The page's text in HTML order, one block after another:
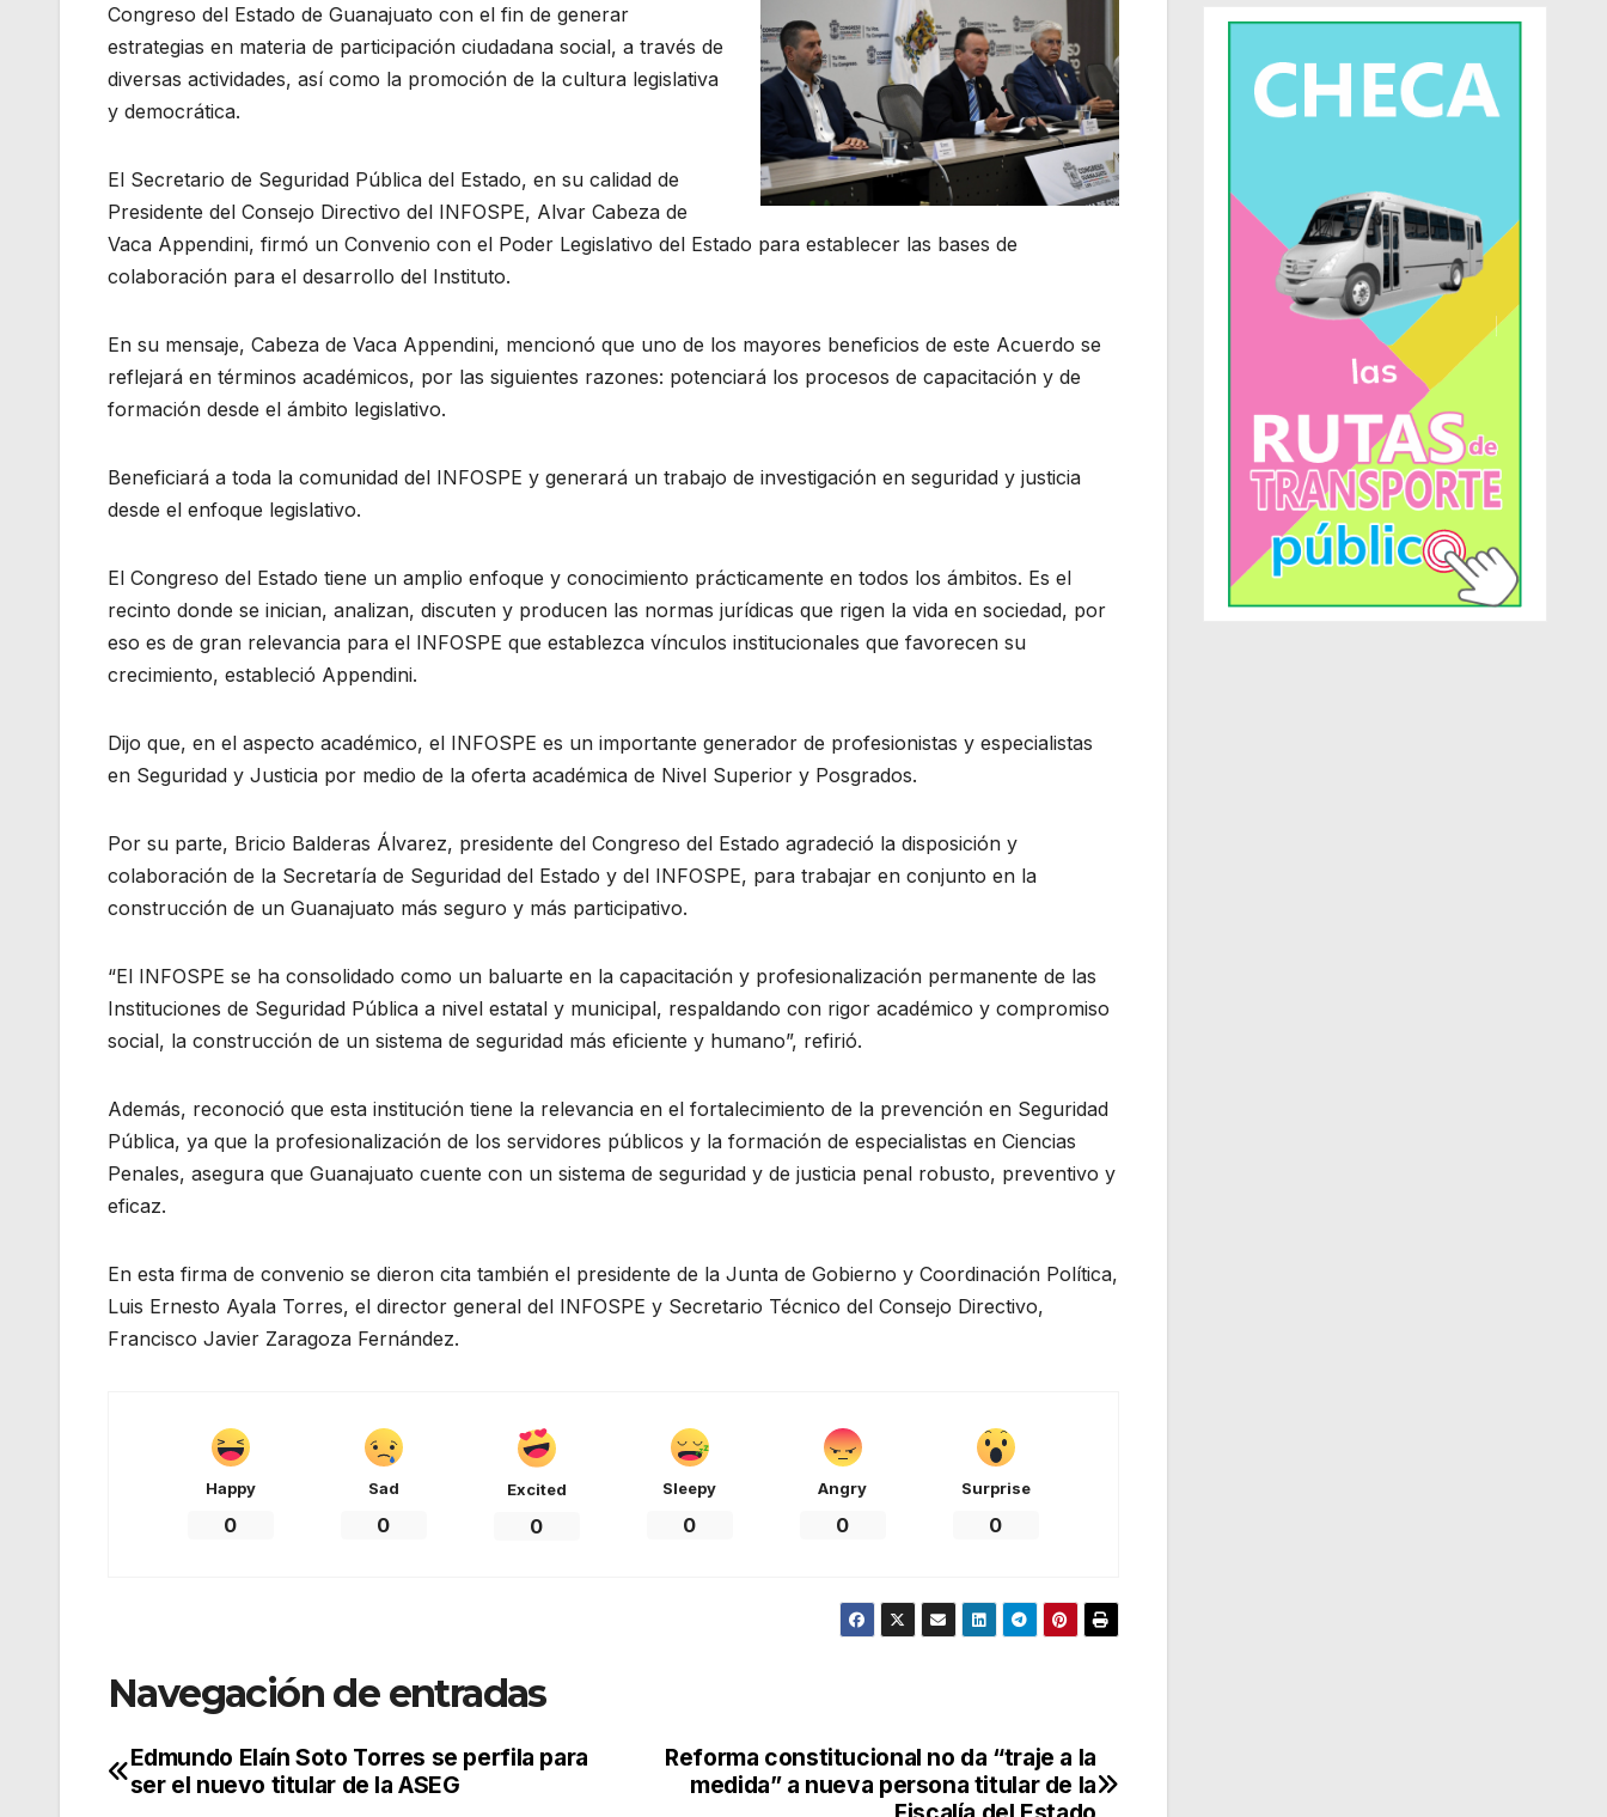
Congreso del Estado de Guanajuato con el fin de generar
estrategias en materia de participación ciudadana social, a través de
diversas actividades, así como la promoción de la cultura legislativa
y democrática.
El Secretario de Seguridad Pública del Estado, en su calidad de
Presidente del Consejo Directivo del INFOSPE, Alvar Cabeza de
Vaca Appendini, firmó un Convenio con el Poder Legislativo del Estado para establecer las bases de
colaboración para el desarrollo del Instituto.
En su mensaje, Cabeza de Vaca Appendini, mencionó que uno de los mayores beneficios de este Acuerdo se
reflejará en términos académicos, por las siguientes razones: potenciará los procesos de capacitación y de
formación desde el ámbito legislativo.
Beneficiará a toda la comunidad del INFOSPE y generará un trabajo de investigación en seguridad y justicia
desde el enfoque legislativo.
El Congreso del Estado tiene un amplio enfoque y conocimiento prácticamente en todos los ámbitos. Es el
recinto donde se inician, analizan, discuten y producen las normas jurídicas que rigen la vida en sociedad, por
eso es de gran relevancia para el INFOSPE que establezca vínculos institucionales que favorecen su
crecimiento, estableció Appendini.
Dijo que, en el aspecto académico, el INFOSPE es un importante generador de profesionistas y especialistas
en Seguridad y Justicia por medio de la oferta académica de Nivel Superior y Posgrados.
Por su parte, Bricio Balderas Álvarez, presidente del Congreso del Estado agradeció la disposición y
colaboración de la Secretaría de Seguridad del Estado y del INFOSPE, para trabajar en conjunto en la
construcción de un Guanajuato más seguro y más participativo.
“El INFOSPE se ha consolidado como un baluarte en la capacitación y profesionalización permanente de las
Instituciones de Seguridad Pública a nivel estatal y municipal, respaldando con rigor académico y compromiso
social, la construcción de un sistema de seguridad más eficiente y humano”, refirió.
Además, reconoció que esta institución tiene la relevancia en el fortalecimiento de la prevención en Seguridad
Pública, ya que la profesionalización de los servidores públicos y la formación de especialistas en Ciencias
Penales, asegura que Guanajuato cuente con un sistema de seguridad y de justicia penal robusto, preventivo y
eficaz.
En esta firma de convenio se dieron cita también el presidente de la Junta de Gobierno y Coordinación Política,
Luis Ernesto Ayala Torres, el director general del INFOSPE y Secretario Técnico del Consejo Directivo,
Francisco Javier Zaragoza Fernández.
Happy
0
Sad
0
Excited
0
Sleepy
0
Angry
0
Surprise
0
Navegación de entradas
Reforma constitucional no da “traje a la
medida” a nueva persona titular de la
Edmundo Elaín Soto Torres se perfila para
ser el nuevo titular de la ASEG